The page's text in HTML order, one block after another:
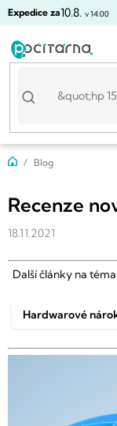
PřejítExpedice za10.8. v 14:00
DomůBlog
Recenze
18.11.2021
Další články na
Hardwarové